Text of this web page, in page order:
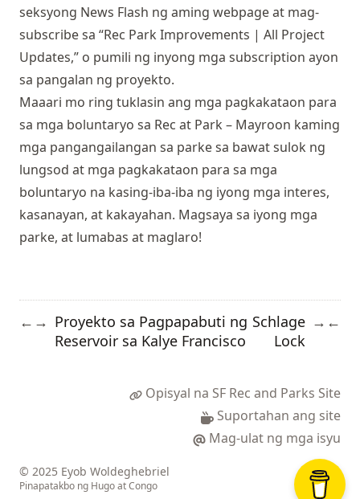
seksyong News Flash ng aming webpage at mag-
subscribe sa “Rec Park Improvements | All Project
Updates,” o pumili ng inyong mga subscription ayon
sa pangalan ng proyekto.
Maaari mo ring tuklasin ang mga pagkakataon para
sa mga boluntaryo sa Rec at Park – Mayroon kaming
mga pangangailangan sa parke sa bawat sulok ng
lungsod at mga pagkakataon para sa mga
boluntaryo na kasing-iba-iba ng iyong mga interes,
kasanayan, at kakayahan. Magsaya sa iyong mga
parke, at lumabas at maglaro!
← → Proyekto sa Pagpapabuti ng
Reservoir sa Kalye Francisco
Schlage
Lock
→ ←
Opisyal na SF Rec and Parks Site
Suportahan ang site
Mag-ulat ng mga isyu
© 2025 Eyob Woldeghebriel
Pinapatakbo ng HugoatCongo